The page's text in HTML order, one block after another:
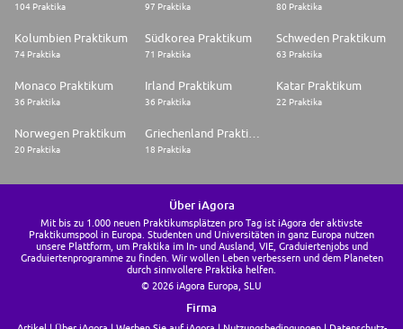
104 Praktika 97 Praktika 80 Praktika
Kolumbien Praktikum
74 Praktika
Südkorea Praktikum
71 Praktika
Schweden Praktikum
63 Praktika
Monaco Praktikum
36 Praktika
Irland Praktikum
36 Praktika
Katar Praktikum
22 Praktika
Norwegen Praktikum
20 Praktika 18 Praktika
Über iAgora
Mit bis zu 1.000 neuen Praktikumsplätzen pro Tag ist iAgora der aktivste
Praktikumspool in Europa. Studenten und Universitäten in ganz Europa nutzen
unsere Plattform, um Praktika im In- und Ausland, VIE, Graduiertenjobs und
Graduiertenprogramme zu finden. Wir wollen Leben verbessern und dem Planeten
durch sinnvollere Praktika helfen.
© 2026 iAgora Europa, SLU
Firma